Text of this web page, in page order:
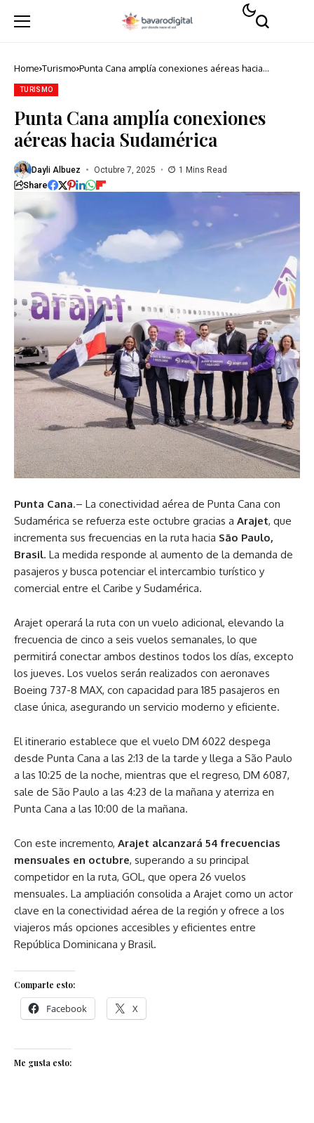
Home Turismo Punta Cana amplía conexiones aéreas hacia
TURISMO
Punta Cana amplía conexiones
aéreas hacia Sudamérica
Dayli Albuez Octubre 7, 2025 1 Mins Read
Share
Punta Cana.– La conectividad aérea de Punta Cana con
Sudamérica se refuerza este octubre gracias a Arajet, que
incrementa sus frecuencias en la ruta hacia São Paulo,
Brasil. La medida responde al aumento de la demanda de
pasajeros y busca potenciar el intercambio turístico y
comercial entre el Caribe y Sudamérica.
Arajet operará la ruta con un vuelo adicional, elevando la
frecuencia de cinco a seis vuelos semanales, lo que
permitirá conectar ambos destinos todos los días, excepto
los jueves. Los vuelos serán realizados con aeronaves
Boeing 737-8 MAX, con capacidad para 185 pasajeros en
clase única, asegurando un servicio moderno y eficiente.
El itinerario establece que el vuelo DM 6022 despega
desde Punta Cana a las 2:13 de la tarde y llega a São Paulo
a las 10:25 de la noche, mientras que el regreso, DM 6087,
sale de São Paulo a las 4:23 de la mañana y aterriza en
Punta Cana a las 10:00 de la mañana.
Con este incremento, Arajet alcanzará 54 frecuencias
mensuales en octubre, superando a su principal
competidor en la ruta, GOL, que opera 26 vuelos
mensuales. La ampliación consolida a Arajet como un actor
clave en la conectividad aérea de la región y ofrece a los
viajeros más opciones accesibles y eficientes entre
República Dominicana y Brasil.
Comparte esto:
Facebook X
Me gusta esto: